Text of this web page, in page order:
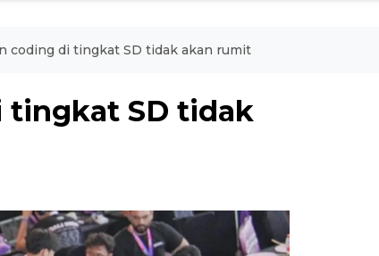
coding di tingkat SD tidak akan rumit
tingkat SD tidak